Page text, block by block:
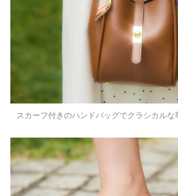
スカーフ付きのハンドバッグでクラシカルな